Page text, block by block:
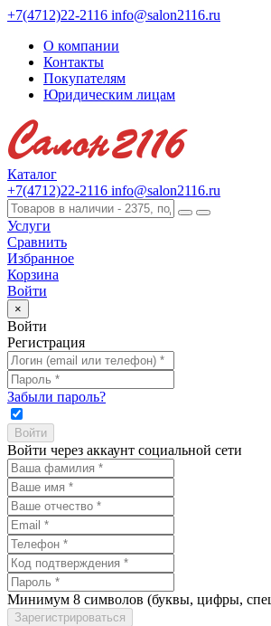
+7(4712)22-2116 info@salon2116.ru
О компании
Контакты
Покупателям
Юридическим лицам
Каталог
+7(4712)22-2116 info@salon2116.ru
Услуги
Сравнить
Избранное
Корзина
Войти
×
Войти
Регистрация
Забыли пароль?
Войти через аккаунт социальной сети
Минимум 8 символов (буквы, цифры,